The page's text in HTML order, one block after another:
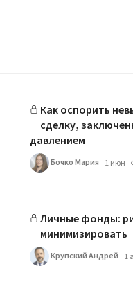
Как оспорить
сделку,
давлением
Бочко Мария 1 июн
Личные фонды:
минимизировать
Крупский Андрей 1